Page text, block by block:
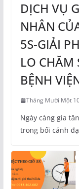
DỊCH VỤ
NHÂN
5S-GIẢI
LO CHĂM
BỆNH
Tháng Mười Một
Ngày càng gia
trong bối cảnh